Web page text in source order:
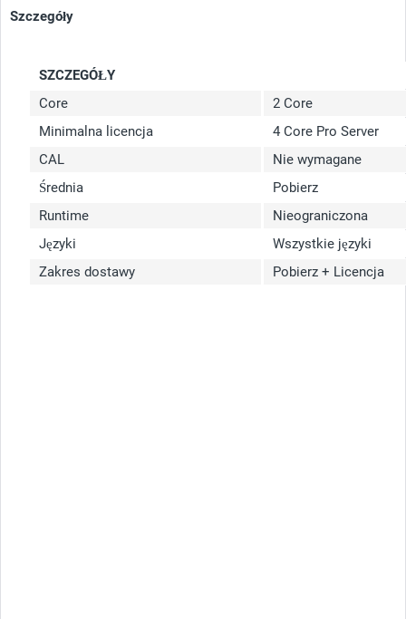
Szczegóły
SZCZEGÓŁY
Core
2 Core
Minimalna licencja
4 Core Pro Server
CAL
Nie wymagane
Średnia
Pobierz
Runtime
Nieograniczona
Języki
Wszystkie języki
Zakres dostawy
Pobierz + Licencja